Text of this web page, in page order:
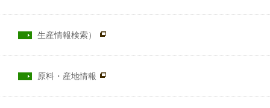
生産情報検索）
原料・産地情報